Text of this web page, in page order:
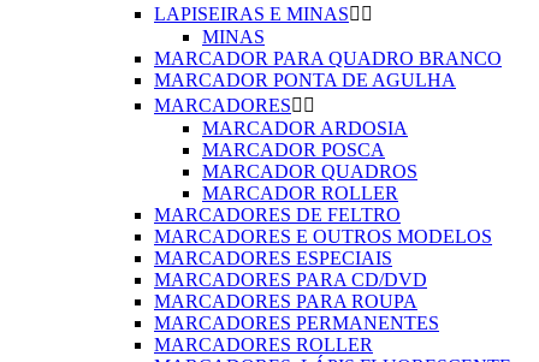
LAPISEIRAS E MINAS 
MINAS
MARCADOR PARA QUADRO BRANCO
MARCADOR PONTA DE AGULHA
MARCADORES 
MARCADOR ARDOSIA
MARCADOR POSCA
MARCADOR QUADROS
MARCADOR ROLLER
MARCADORES DE FELTRO
MARCADORES E OUTROS MODELOS
MARCADORES ESPECIAIS
MARCADORES PARA CD/DVD
MARCADORES PARA ROUPA
MARCADORES PERMANENTES
MARCADORES ROLLER